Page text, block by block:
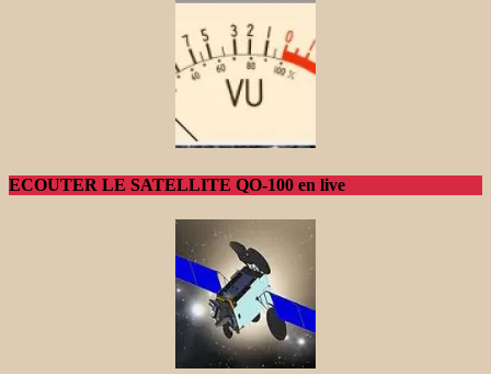
ECOUTER LE SATELLITE QO-100 en live